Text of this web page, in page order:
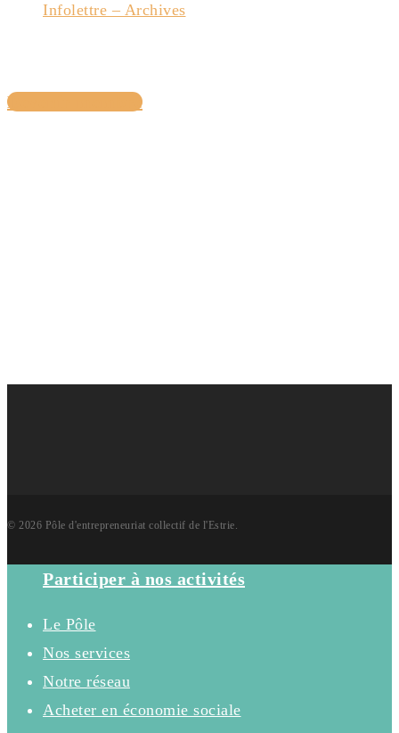
Infolettre – Archives
Devenir membre
© 2026 Pôle d'entrepreneuriat collectif de l'Estrie.
Close
Participer à nos activités
Le Pôle
Nos services
Notre réseau
Acheter en économie sociale